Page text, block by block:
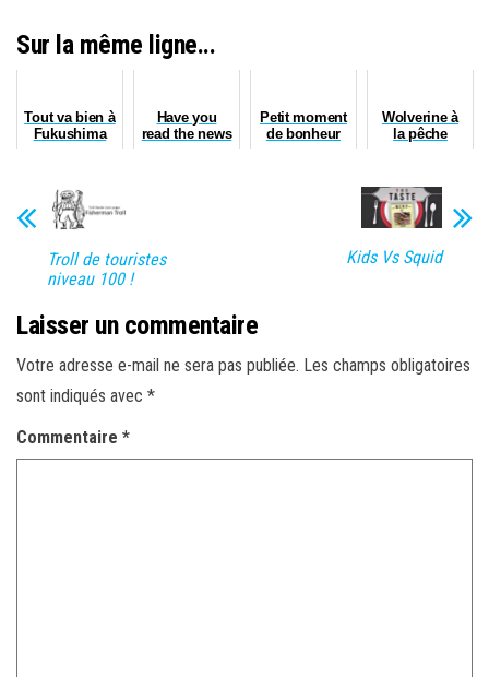
Sur la même ligne...
Tout va bien à
Fukushima
Have you
read the news
Petit moment
de bonheur
Wolverine à
la pêche
Troll de touristes
niveau 100 !
Kids Vs Squid
Laisser un commentaire
Votre adresse e-mail ne sera pas publiée. Les champs obligatoires
sont indiqués avec *
Commentaire *